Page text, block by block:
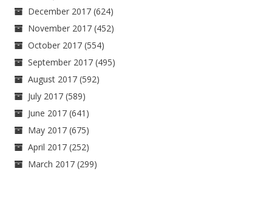
December 2017 (624)
November 2017 (452)
October 2017 (554)
September 2017 (495)
August 2017 (592)
July 2017 (589)
June 2017 (641)
May 2017 (675)
April 2017 (252)
March 2017 (299)